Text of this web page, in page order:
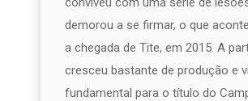
demorou a se firmar, o que
a chegada de Tite, em 2015. A
cresceu bastante de produção e
fundamental para o título do